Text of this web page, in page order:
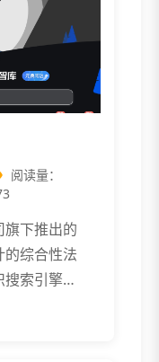
阅读量：
旗下推出的
综合性法
索引擎，